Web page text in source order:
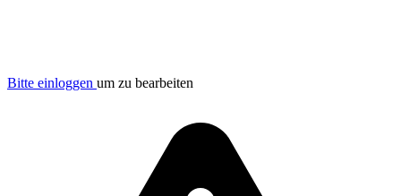
Bitte einloggen um zu bearbeiten